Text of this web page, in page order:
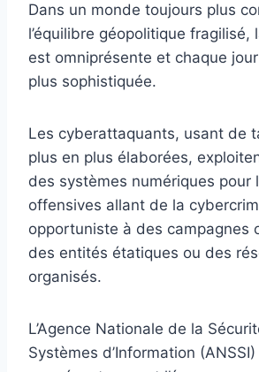
Dans un monde toujours plus
l’équilibre géopolitique fragilisé,
est omniprésente et chaque jour
plus sophistiquée.
Les cyberattaquants, usant de
plus en plus élaborées,
des systèmes numériques pour
offensives allant de la
opportuniste à des campagnes
des entités étatiques ou des
organisés.
L’Agence Nationale de la
Systèmes d’Information